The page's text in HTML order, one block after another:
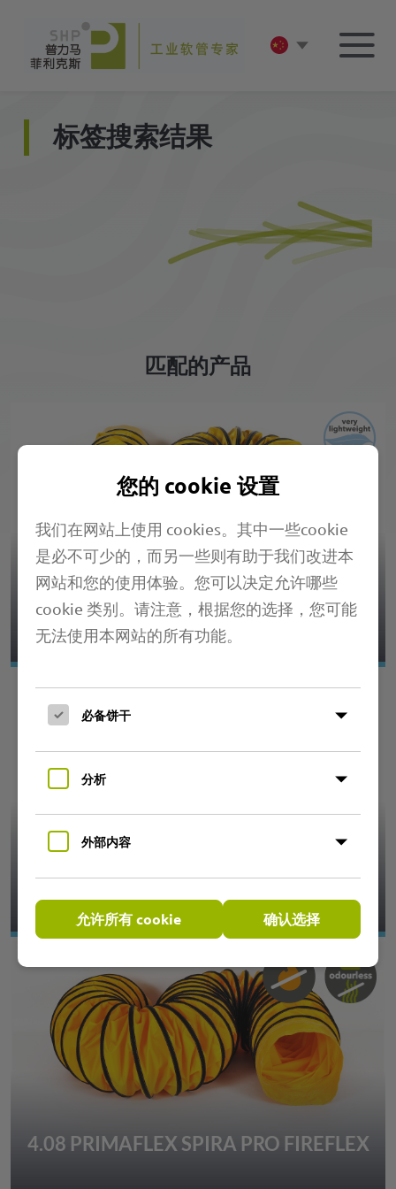
标签搜索结果
匹配的产品
4.01 PRIMAFLEX SPIRA PL
4.03 PRIMAFLEX SPIRA PP80
4.08 PRIMAFLEX SPIRA PRO FIREFLEX
您的 cookie 设置
我们在网站上使用 cookies。其中一些cookie
是必不可少的，而另一些则有助于我们改进本
网站和您的使用体验。您可以决定允许哪些
cookie 类别。请注意，根据您的选择，您可能
无法使用本网站的所有功能。
必备饼干
分析
外部内容
允许所有 cookie 确认选择